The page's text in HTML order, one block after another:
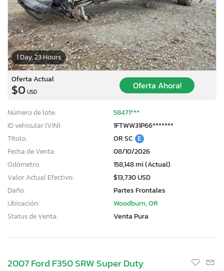
1 Day, 23 Hours
Oferta Actual
$0 USD
Oferta Ahora!
Número de lote:
58471***
ID vehicular (VIN):
1FTWW31P66*******
Título:
OR SC E
Fecha de Venta:
08/10/2026
Odómetro:
158,148 mi (Actual)
Valor Actual Efectivo:
$13,730 USD
Daño:
Partes Frontales
Ubicación:
Woodburn, OR
Status de Venta:
Venta Pura
2007 Ford F350 SRW Super Duty